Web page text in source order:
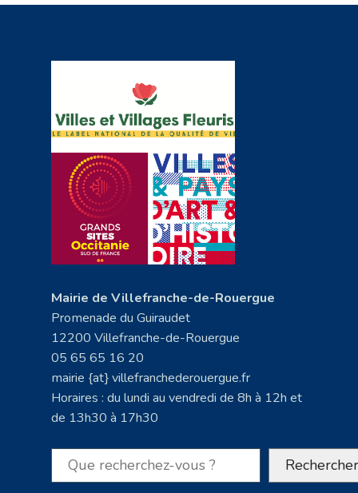
Mairie de Villefranche-de-Rouergue
Promenade du Guiraudet
12200 Villefranche-de-Rouergue
05 65 65 16 20
mairie {at} villefranchederouergue.fr
Horaires : du lundi au vendredi de 8h à 12h et
de 13h30 à 17h30
Rechercher Rechercher